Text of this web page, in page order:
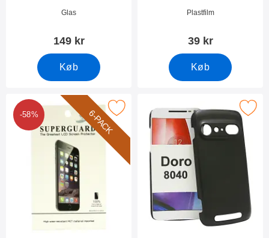
Varenr 25051Glas
149 kr
Køb
Varenr 25045Plastfilm
39 kr
Køb
6-PACK
-58%
6-Pack Skærmbeskyttelse Doro 8040 som favorit
Marker hardcase Cover